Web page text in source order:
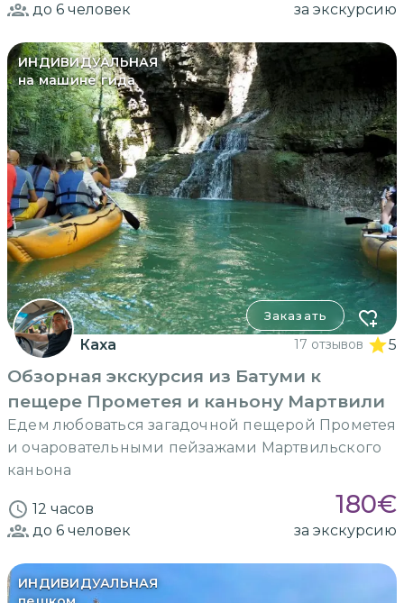
до 6 человек за экскурсию
ИНДИВИДУАЛЬНАЯ
на машине гида
Заказать
Каха 17 отзывов 5
Обзорная экскурсия из Батуми к
пещере Прометея и каньону Мартвили
Едем любоваться загадочной пещерой Прометея
и очаровательными пейзажами Мартвильского
каньона
12 часов 180€
до 6 человек за экскурсию
ИНДИВИДУАЛЬНАЯ